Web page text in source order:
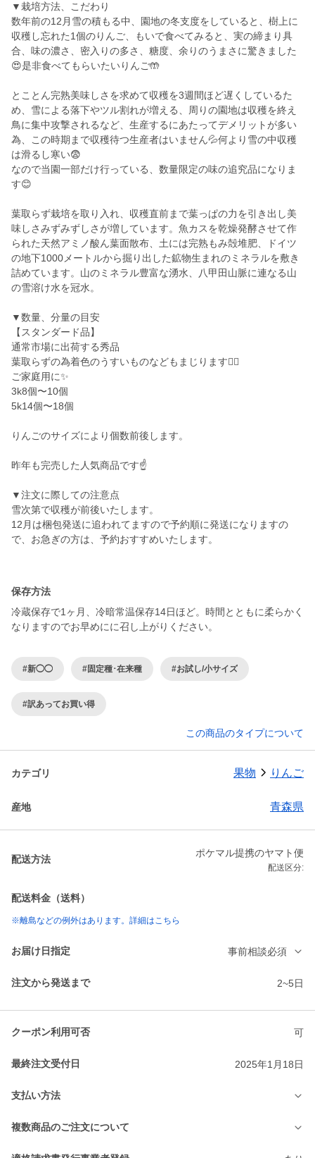
▼栽培方法、こだわり
数年前の12月雪の積もる中、園地の冬支度をしていると、樹上に
収穫し忘れた1個のりんご、もいで食べてみると、実の締まり具
合、味の濃さ、密入りの多さ、糖度、余りのうまさに驚きました
😍是非食べてもらいたいりんご🤲
とことん完熟美味しさを求めて収穫を3週間ほど遅くしているた
め、雪による落下やツル割れが増える、周りの園地は収穫を終え
鳥に集中攻撃されるなど、生産するにあたってデメリットが多い
為、この時期まで収穫待つ生産者はいません💦何より雪の中収穫
は滑るし寒い😨
なので当園一部だけ行っている、数量限定の味の追究品になりま
す😊
葉取らず栽培を取り入れ、収穫直前まで葉っぱの力を引き出し美
味しさみずみずしさが増しています。魚カスを乾燥発酵させて作
られた天然アミノ酸ん葉面散布、土には完熟もみ殻堆肥、ドイツ
の地下1000メートルから掘り出した鉱物生まれのミネラルを敷き
詰めています。山のミネラル豊富な湧水、八甲田山脈に連なる山
の雪溶け水を冠水。
▼数量、分量の目安
【スタンダード品】
通常市場に出荷する秀品
葉取らずの為着色のうすいものなどもまじります🙇‍♀️
ご家庭用に✨
3k8個〜10個
5k14個〜18個
りんごのサイズにより個数前後します。
昨年も完売した人気商品です☝️
▼注文に際しての注意点
雪次第で収穫が前後いたします。
12月は梱包発送に追われてますので予約順に発送になりますの
で、お急ぎの方は、予約おすすめいたします。
保存方法
冷蔵保存で1ヶ月、冷暗常温保存14日ほど。時間とともに柔らかく
なりますのでお早めにに召し上がりください。
#新◯◯ #固定種･在来種 #お試し/小サイズ
#訳あってお買い得
この商品のタイプについて
カテゴリ 果物 りんご
産地 青森県
配送方法
ポケマル提携のヤマト便
配送区分:
配送料金（送料）
※離島などの例外はあります。詳細はこちら
お届け日指定 事前相談必須
注文から発送まで 2~5日
クーポン利用可否 可
最終注文受付日 2025年1月18日
支払い方法
複数商品のご注文について